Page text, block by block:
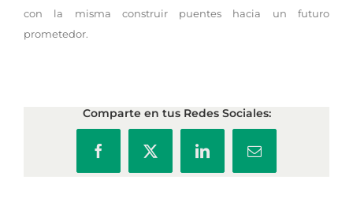
con la misma construir puentes hacia un futuro
prometedor.
Comparte en tus Redes Sociales:
FacebookX LinkedInCorreo
electrónico